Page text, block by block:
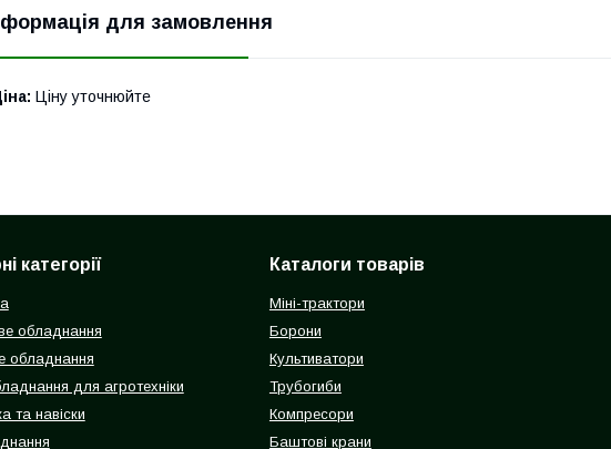
для замовлення
Ціну уточнюйте
категорії
обладнання
обладнання
для агротехніки
та навіски
Каталоги товарів
Міні-трактори
Борони
Культиватори
Трубогиби
Компресори
Баштові крани